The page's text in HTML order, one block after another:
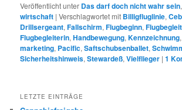
Veröffentlicht unter Das darf doch nicht wahr sein,
wirtschaft |Verschlagwortet mit Billigfluglinie,
Drillsergeant,Fallschirm,Flugbeginn,
Flugbegleiterin,Handbewegung,Kennzeichnung,
marketing, Pacific,Saftschubsenballet,
Sicherheitshinweis,Stewardeß,Vielflieger |1
LETZTE EINTRÄGE